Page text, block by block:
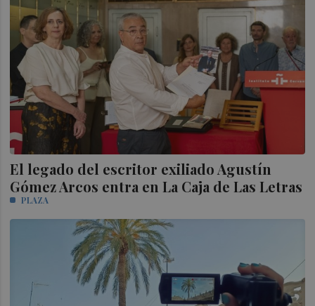
El legado del escritor exiliado Agustín
Gómez Arcos entra en La Caja de Las Letras
PLAZA